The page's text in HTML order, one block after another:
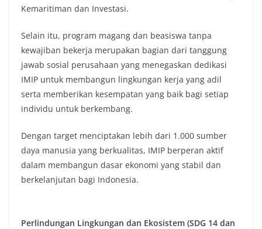
Kemaritiman dan Investasi.
Selain itu, program magang dan beasiswa tanpa
kewajiban bekerja merupakan bagian dari tanggung
jawab sosial perusahaan yang menegaskan dedikasi
IMIP untuk membangun lingkungan kerja yang adil
serta memberikan kesempatan yang baik bagi setiap
individu untuk berkembang.
Dengan target menciptakan lebih dari 1.000 sumber
daya manusia yang berkualitas, IMIP berperan aktif
dalam membangun dasar ekonomi yang stabil dan
berkelanjutan bagi Indonesia.
Perlindungan Lingkungan dan Ekosistem (SDG 14 dan